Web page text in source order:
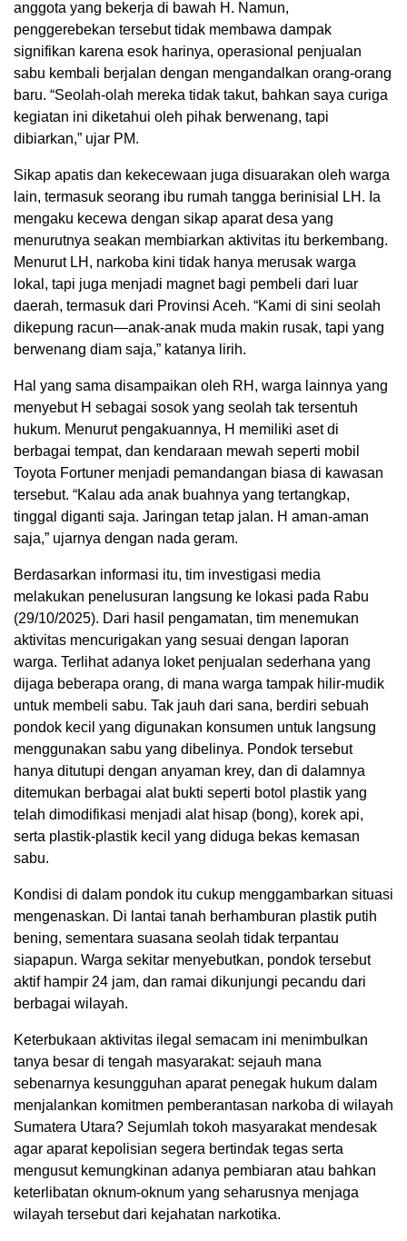
anggota yang bekerja di bawah H. Namun,
penggerebekan tersebut tidak membawa dampak
signifikan karena esok harinya, operasional penjualan
sabu kembali berjalan dengan mengandalkan orang-orang
baru. “Seolah-olah mereka tidak takut, bahkan saya curiga
kegiatan ini diketahui oleh pihak berwenang, tapi
dibiarkan,” ujar PM.
Sikap apatis dan kekecewaan juga disuarakan oleh warga
lain, termasuk seorang ibu rumah tangga berinisial LH. Ia
mengaku kecewa dengan sikap aparat desa yang
menurutnya seakan membiarkan aktivitas itu berkembang.
Menurut LH, narkoba kini tidak hanya merusak warga
lokal, tapi juga menjadi magnet bagi pembeli dari luar
daerah, termasuk dari Provinsi Aceh. “Kami di sini seolah
dikepung racun—anak-anak muda makin rusak, tapi yang
berwenang diam saja,” katanya lirih.
Hal yang sama disampaikan oleh RH, warga lainnya yang
menyebut H sebagai sosok yang seolah tak tersentuh
hukum. Menurut pengakuannya, H memiliki aset di
berbagai tempat, dan kendaraan mewah seperti mobil
Toyota Fortuner menjadi pemandangan biasa di kawasan
tersebut. “Kalau ada anak buahnya yang tertangkap,
tinggal diganti saja. Jaringan tetap jalan. H aman-aman
saja,” ujarnya dengan nada geram.
Berdasarkan informasi itu, tim investigasi media
melakukan penelusuran langsung ke lokasi pada Rabu
(29/10/2025). Dari hasil pengamatan, tim menemukan
aktivitas mencurigakan yang sesuai dengan laporan
warga. Terlihat adanya loket penjualan sederhana yang
dijaga beberapa orang, di mana warga tampak hilir-mudik
untuk membeli sabu. Tak jauh dari sana, berdiri sebuah
pondok kecil yang digunakan konsumen untuk langsung
menggunakan sabu yang dibelinya. Pondok tersebut
hanya ditutupi dengan anyaman krey, dan di dalamnya
ditemukan berbagai alat bukti seperti botol plastik yang
telah dimodifikasi menjadi alat hisap (bong), korek api,
serta plastik-plastik kecil yang diduga bekas kemasan
sabu.
Kondisi di dalam pondok itu cukup menggambarkan situasi
mengenaskan. Di lantai tanah berhamburan plastik putih
bening, sementara suasana seolah tidak terpantau
siapapun. Warga sekitar menyebutkan, pondok tersebut
aktif hampir 24 jam, dan ramai dikunjungi pecandu dari
berbagai wilayah.
Keterbukaan aktivitas ilegal semacam ini menimbulkan
tanya besar di tengah masyarakat: sejauh mana
sebenarnya kesungguhan aparat penegak hukum dalam
menjalankan komitmen pemberantasan narkoba di wilayah
Sumatera Utara? Sejumlah tokoh masyarakat mendesak
agar aparat kepolisian segera bertindak tegas serta
mengusut kemungkinan adanya pembiaran atau bahkan
keterlibatan oknum-oknum yang seharusnya menjaga
wilayah tersebut dari kejahatan narkotika.